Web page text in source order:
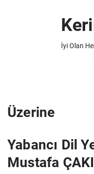
İyi Olan
Üzerine
Yabancı Dil
Mustafa